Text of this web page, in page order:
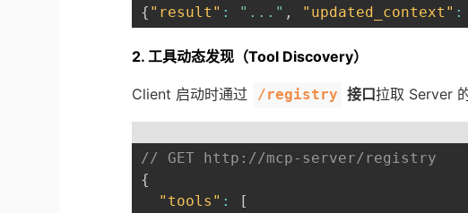
{ "result" : "..." , "updated_context" :
2. 工具动态发现（Tool Discovery）
Client 启动时通过 /registry 接口拉取 Server
// GET http://mcp-server/registry
{
"tools" :
[